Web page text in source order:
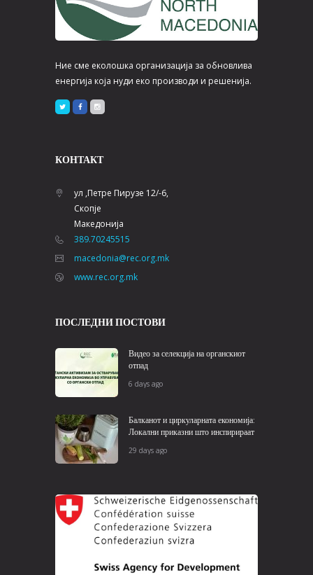
Ние сме еколошка организација за обновлива
енергија која нуди еко производи и решенија.
КОНТАКТ
ул ,Петре Пирузе 12/-6,
Скопје
Македонија
389.70245515
macedonia@rec.org.mk
www.rec.org.mk
ПОСЛЕДНИ ПОСТОВИ
Видео за селекција на органскиот
отпад
6 days ago
Балканот и циркуларната економија:
Локални приказни што инспирираат
29 days ago